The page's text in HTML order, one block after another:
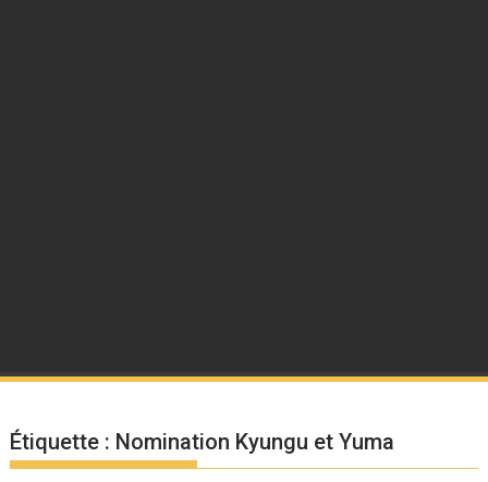
Étiquette : Nomination Kyungu et Yuma